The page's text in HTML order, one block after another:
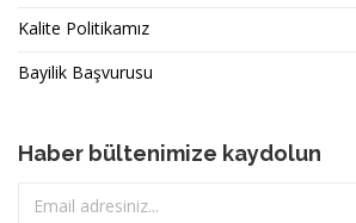
Kalite Politikamız
Bayilik Başvurusu
Haber bültenimize kaydolun